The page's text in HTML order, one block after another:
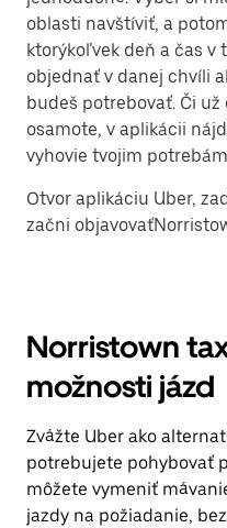
oblasti navštíviť, a
ktorýkoľvek deň a čas v
objednať v danej chvíli
budeš potrebovať. Či
osamote, v aplikácii
vyhovie tvojim
Otvor aplikáciu Uber,
začni
Norristown
možnosti jázd
Zvážte Uber ako
potrebujete pohybovať
môžete vymeniť
jazdy na požiadanie,